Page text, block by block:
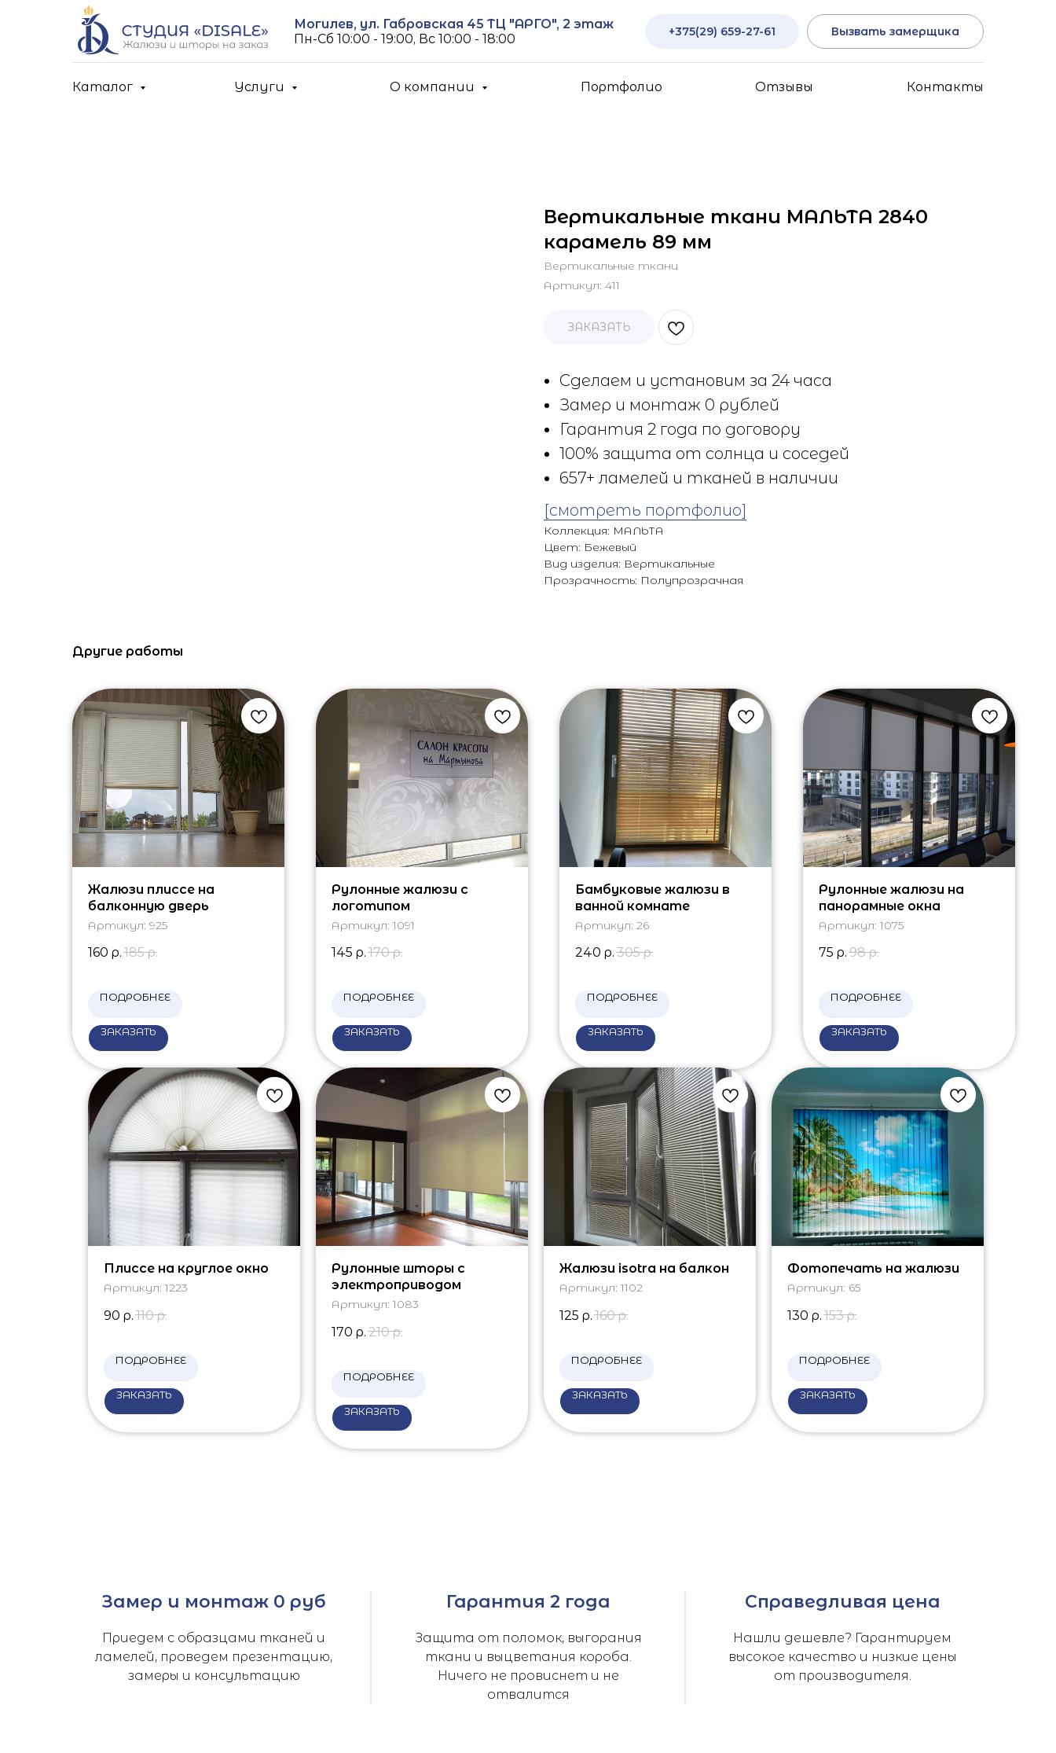
Могилев, ул. Габровская 45 ТЦ "АРГО", 2 этаж
Пн-Cб 10:00 - 19:00, Вс 10:00 - 18:00
+375(29) 659-27-61 Вызвать замерщика
Каталог Услуги О компании Портфолио Отзывы Контакты
Вертикальные ткани МАЛЬТА 2840
карамель 89 мм
Вертикальные ткани
Артикул: 411
ЗАКАЗАТЬ
Сделаем и установим за 24 часа
Замер и монтаж 0 рублей
Гарантия 2 года по договору
100% защита от солнца и соседей
657+ ламелей и тканей в наличии
[смотреть портфолио]
Коллекция: МАЛЬТА
Цвет: Бежевый
Вид изделия: Вертикальные
Прозрачность: Полупрозрачная
Другие работы
Жалюзи плиссе на
балконную дверь
Артикул: 925
160 р. 185 р.
ПОДРОБНЕЕ
ЗАКАЗАТЬ
Рулонные жалюзи с
логотипом
Артикул: 1091
145 р. 170 р.
ПОДРОБНЕЕ
ЗАКАЗАТЬ
Бамбуковые жалюзи в
ванной комнате
Артикул: 26
240 р. 305 р.
ПОДРОБНЕЕ
ЗАКАЗАТЬ
Рулонные жалюзи на
панорамные окна
Артикул: 1075
75 р. 98 р.
ПОДРОБНЕЕ
ЗАКАЗАТЬ
Плиссе на круглое окно
Артикул: 1223
90 р. 110 р.
ПОДРОБНЕЕ
ЗАКАЗАТЬ
Рулонные шторы с
электроприводом
Артикул: 1083
170 р. 210 р.
ПОДРОБНЕЕ
ЗАКАЗАТЬ
Жалюзи isotra на балкон
Артикул: 1102
125 р. 160 р.
ПОДРОБНЕЕ
ЗАКАЗАТЬ
Фотопечать на жалюзи
Артикул: 65
130 р. 153 р.
ПОДРОБНЕЕ
ЗАКАЗАТЬ
Замер и монтаж 0 руб
Приедем с образцами тканей и
ламелей, проведем презентацию,
замеры и консультацию
Гарантия 2 года
Защита от поломок, выгорания
ткани и выцветания короба.
Ничего не провиснет и не
отвалится
Справедливая цена
Нашли дешевле? Гарантируем
высокое качество и низкие цены
от производителя.